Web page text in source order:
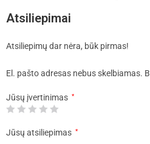
Atsiliepimai
Atsiliepimų dar nėra, būk pirmas!
El. pašto adresas nebus skelbiamas.
Jūsų įvertinimas *
Jūsų atsiliepimas *